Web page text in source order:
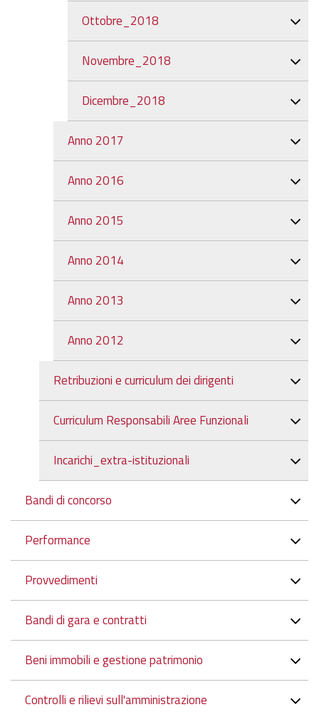
Ottobre_2018
Novembre_2018
Dicembre_2018
Anno 2017
Anno 2016
Anno 2015
Anno 2014
Anno 2013
Anno 2012
Retribuzioni e curriculum dei dirigenti
Curriculum Responsabili Aree Funzionali
Incarichi_extra-istituzionali
Bandi di concorso
Performance
Provvedimenti
Bandi di gara e contratti
Beni immobili e gestione patrimonio
Controlli e rilievi sull'amministrazione